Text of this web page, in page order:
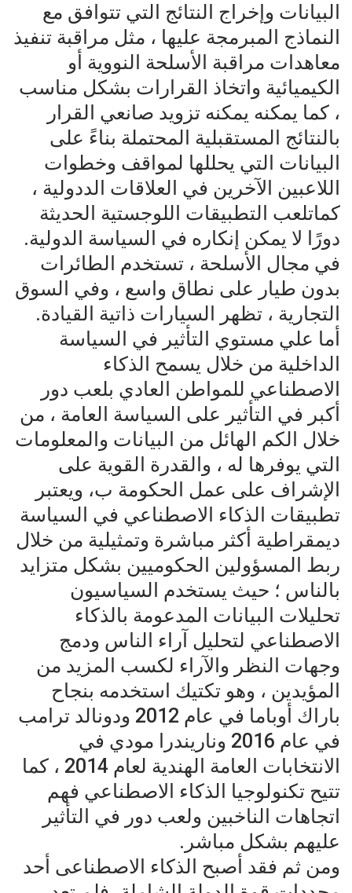
البيانات وإخراج النتائج التي تتوافق مع
النماذج المبرمجة عليها ، مثل مراقبة تنفيذ
معاهدات مراقبة الأسلحة النووية أو
الكيميائية واتخاذ القرارات بشكل مناسب
، كما يمكنه يمكنه تزويد صانعي القرار
بالنتائج المستقبلية المحتملة بناءً على
البيانات التي يحللها لمواقف وخطوات
اللاعبين الآخرين في العلاقات الددولية ،
كماتلعب التطبيقات اللوجستية الحديثة
دورًا لا يمكن إنكاره في السياسة الدولية.
في مجال الأسلحة ، تستخدم الطائرات
بدون طيار على نطاق واسع ، وفي السوق
التجارية ، تظهر السيارات ذاتية القيادة.
أما علي مستوي التأثير في السياسة
الداخلية من خلال يسمح الذكاء
الاصطناعي للمواطن العادي بلعب دور
أكبر في التأثير على السياسة العامة ، من
خلال الكم الهائل من البيانات والمعلومات
التي يوفرها له ، والقدرة القوية على
الإشراف على عمل الحكومة ب، ويعتبر
تطبيقات الذكاء الاصطناعي في السياسة
ديمقراطية أكثر مباشرة وتمثيلية من خلال
ربط المسؤولين الحكوميين بشكل متزايد
بالناس ؛ حيث يستخدم السياسيون
تحليلات البيانات المدعومة بالذكاء
الاصطناعي لتحليل آراء الناس ودمج
وجهات النظر والآراء لكسب المزيد من
المؤيدين ، وهو تكتيك استخدمه بنجاح
باراك أوباما في عام 2012 ودونالد ترامب
في عام 2016 وناريندرا مودي في
الانتخابات العامة الهندية لعام 2014 ، كما
تتيح تكنولوجيا الذكاء الاصطناعي فهم
اتجاهات الناخبين ولعب دور في التأثير
عليهم بشكل مباشر.
ومن ثم فقد أصبح الذكاء الاصطناعى أحد